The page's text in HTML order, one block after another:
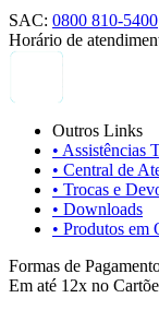
SAC: 0800 810-5400
Horário de
Outros Links
• Assistências
• Central de
• Trocas e
• Downloads
• Produtos em
Formas de
Em até 12x no